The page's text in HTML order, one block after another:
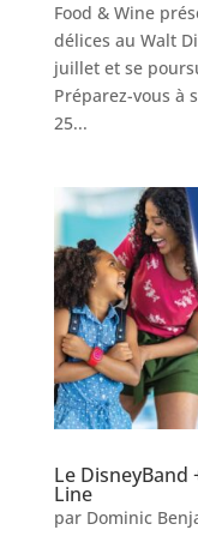
Food & Wine
délices au Walt
juillet et se
Préparez-vous à
25...
Le DisneyBand
Line
par Dominic